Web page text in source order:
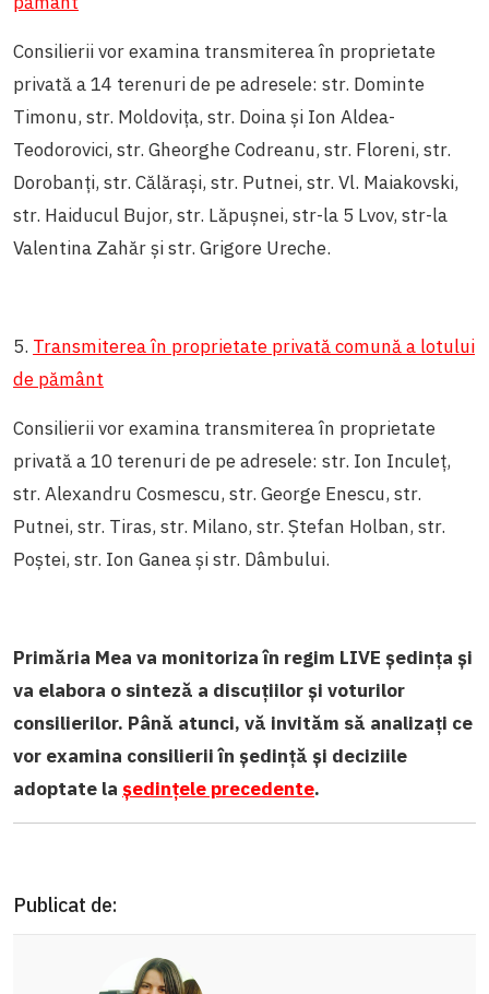
Consilierii vor examina transmiterea în proprietate
privată a 14 terenuri de pe adresele: str. Dominte
Timonu, str. Moldovița, str. Doina și Ion Aldea-
Teodorovici, str. Gheorghe Codreanu, str. Floreni, str.
Dorobanți, str. Călărași, str. Putnei, str. Vl. Maiakovski,
str. Haiducul Bujor, str. Lăpușnei, str-la 5 Lvov, str-la
Valentina Zahăr și str. Grigore Ureche.
5. Transmiterea în proprietate privată comună a lotului
de pământ
Consilierii vor examina transmiterea în proprietate
privată a 10 terenuri de pe adresele: str. Ion Inculeț,
str. Alexandru Cosmescu, str. George Enescu, str.
Putnei, str. Tiras, str. Milano, str. Ștefan Holban, str.
Poștei, str. Ion Ganea și str. Dâmbului.
Primăria Mea va monitoriza în regim LIVE ședința și
va elabora o sinteză a discuțiilor și voturilor
consilierilor. Până atunci, vă invităm să analizați ce
vor examina consilierii în ședință și deciziile
adoptate la ședințele precedente.
Publicat de: